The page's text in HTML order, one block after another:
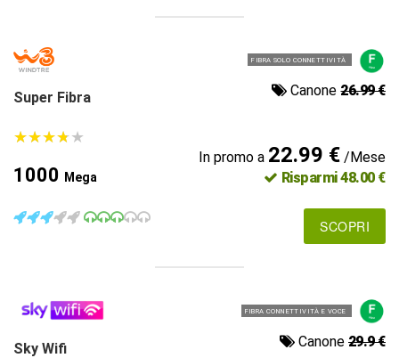
FIBRA SOLO CONNETTIVITÀ
Super Fibra Canone26.99 €
★★★★★
★★★★★
1000 Mega
In promo a 22.99 €/Mese
Risparmi 48.00 €
SCOPRI
FIBRA CONNETTIVITÀ E VOCE
Sky Wifi Canone 29.9 €